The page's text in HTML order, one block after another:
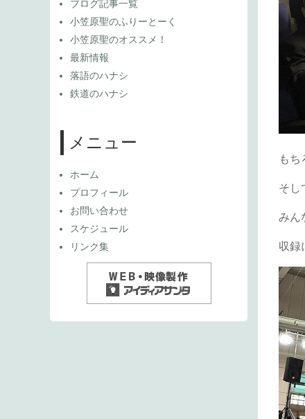
ブログ記事一覧
小笠原聖のふりーとーく
小笠原聖のオススメ！
最新情報
落語のハナシ
鉄道のハナシ
メニュー
ホーム
プロフィール
お問い合わせ
スケジュール
リンク集
もち
そし
みん
収録